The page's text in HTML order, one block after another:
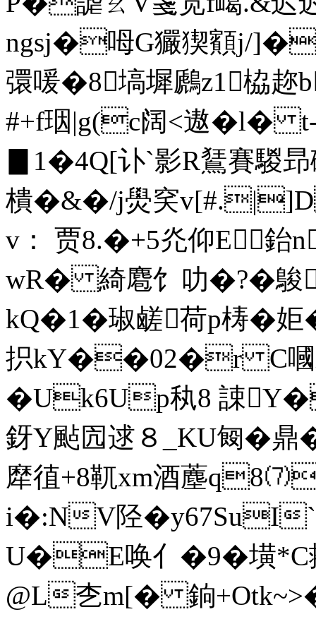
ngsj�呣G玁猰顮j/
彋喛�8塙墀鷉z1栛
#+f珚|g(c阔<遨�l�
▊1�4Q[讣`影R鵟賽騣
樻�&�/j燢穾
v： 贾8.�+5灮仰E鈶
wR� 綺麅饣叻�?�鵔
kQ�1�琡鹾荷p梼�
抧kY��02�r C嘓
� Uk6Up秇8 誎
釾Y颭囥逑８_KU匓�
犘徝+8靰xm酒薼
i�:NV陉�y67SuI
U�E唤亻�9�墴
@L朰m[� 銄